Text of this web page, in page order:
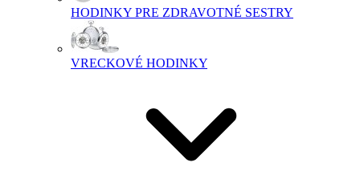
HODINKY PRE ZDRAVOTNÉ SESTRY
VRECKOVÉ HODINKY